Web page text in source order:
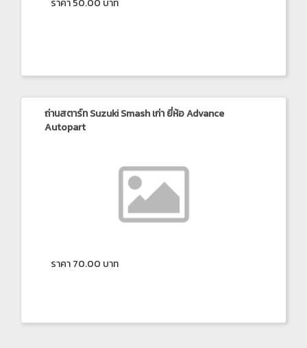
ถ่านสตาร์ท Suzuki Smash เก่า ยี่ห้อ Advance
Autopart
ราคา 70.00 บาท